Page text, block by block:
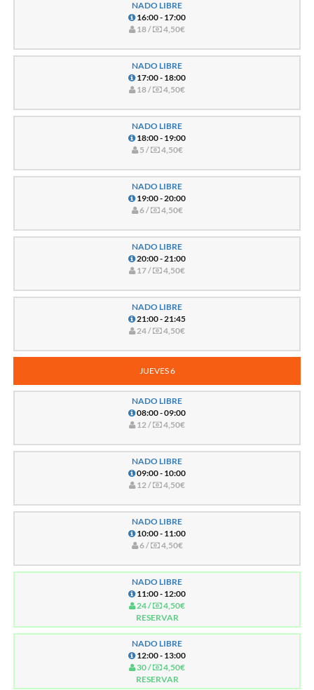
NADO LIBRE
16:00 - 17:00
18 /
4,50€
NADO LIBRE
17:00 - 18:00
18 /
4,50€
NADO LIBRE
18:00 - 19:00
5 /
4,50€
NADO LIBRE
19:00 - 20:00
6 /
4,50€
NADO LIBRE
20:00 - 21:00
17 /
4,50€
NADO LIBRE
21:00 - 21:45
24 /
4,50€
JUEVES 6
NADO LIBRE
08:00 - 09:00
12 /
4,50€
NADO LIBRE
09:00 - 10:00
12 /
4,50€
NADO LIBRE
10:00 - 11:00
6 /
4,50€
NADO LIBRE
11:00 - 12:00
24 /
4,50€
RESERVAR
NADO LIBRE
12:00 - 13:00
30 /
4,50€
RESERVAR